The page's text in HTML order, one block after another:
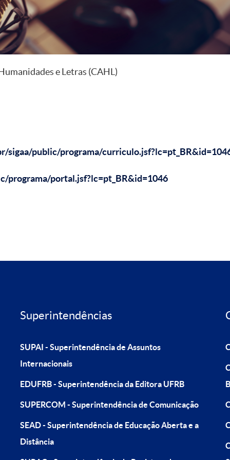
e Letras (CAHL)
sigaa/public/programa/
programa/portal.jsf?lc=pt_BR&id=1046
Superintendências
SUPAI - Superintendência de Assuntos
Internacionais
EDUFRB - Superintendência da Editora UFRB
SUPERCOM - Superintendência de Comunicação
SEAD - Superintendência de Educação Aberta e a
Distância